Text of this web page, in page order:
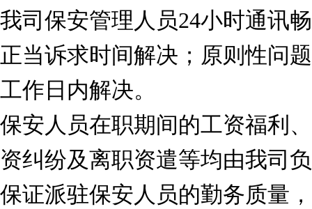
我司保安管理人员24小时通讯
正当诉求时间解决；原则性问
工作日内解决。
保安人员在职期间的工资福利
资纠纷及离职资遣等均由我司
保证派驻保安人员的勤务质量